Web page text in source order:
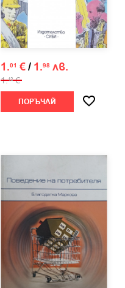
1.01 €/ 1.98 лв.
1.12 €
ПОРЪЧАЙ